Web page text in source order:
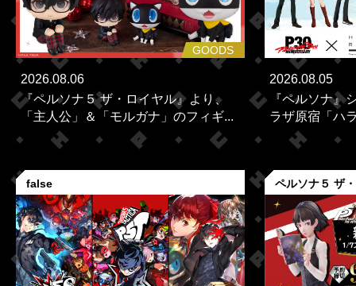
GOODS
2026.08.06
『ペルソナ５ ザ・ロイヤル』より、
「主人公」＆「モルガナ」のフィギ...
2026.08.05
『ペルソナ』
ラザ原宿「ハ
false ペルソナ５ ザ